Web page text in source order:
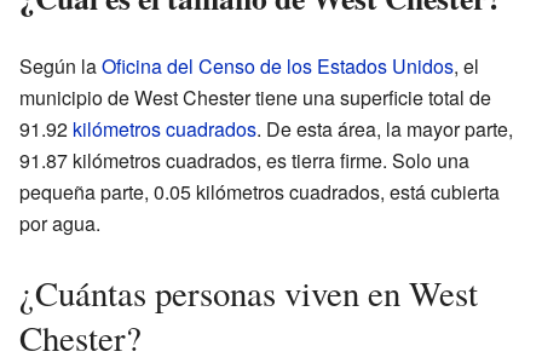
Según laOficina del Censo de los Estados Unidos, el
municipio de West Chester tiene una superficie total de
91.92 kilómetros cuadrados. De esta área, la mayor parte,
91.87 kilómetros cuadrados, es tierra firme. Solo una
pequeña parte, 0.05 kilómetros cuadrados, está cubierta
por agua.
¿Cuántas personas viven en West
Chester?